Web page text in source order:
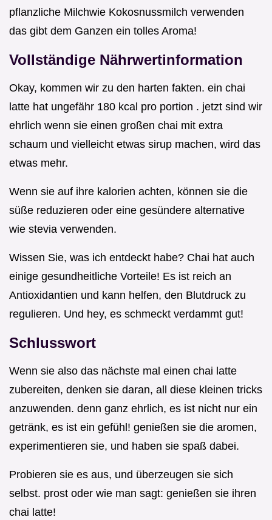
pflanzliche Milchwie Kokosnussmilch verwenden
das gibt dem Ganzen ein tolles Aroma!
Vollständige Nährwertinformation
Okay, kommen wir zu den harten fakten. ein chai
latte hat ungefähr 180 kcal pro portion . jetzt sind wir
ehrlich wenn sie einen großen chai mit extra
schaum und vielleicht etwas sirup machen, wird das
etwas mehr.
Wenn sie auf ihre kalorien achten, können sie die
süße reduzieren oder eine gesündere alternative
wie stevia verwenden.
Wissen Sie, was ich entdeckt habe? Chai hat auch
einige gesundheitliche Vorteile! Es ist reich an
Antioxidantien und kann helfen, den Blutdruck zu
regulieren. Und hey, es schmeckt verdammt gut!
Schlusswort
Wenn sie also das nächste mal einen chai latte
zubereiten, denken sie daran, all diese kleinen tricks
anzuwenden. denn ganz ehrlich, es ist nicht nur ein
getränk, es ist ein gefühl! genießen sie die aromen,
experimentieren sie, und haben sie spaß dabei.
Probieren sie es aus, und überzeugen sie sich
selbst. prost oder wie man sagt: genießen sie ihren
chai latte!